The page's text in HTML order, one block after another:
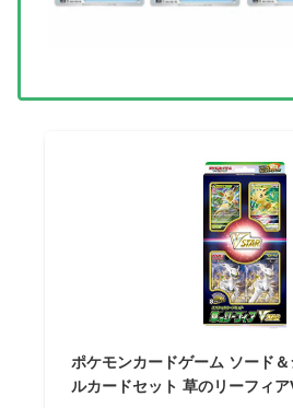
ポケモンカードゲーム ソード
ルカードセット 草のリーフィア